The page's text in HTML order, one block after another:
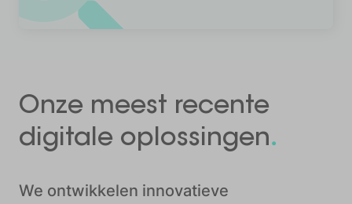
Onze meest recente
digitale oplossingen.
We ontwikkelen innovatieve